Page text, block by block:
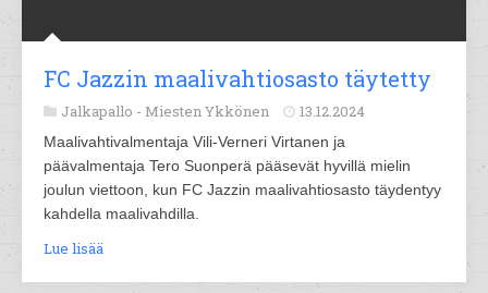
FC Jazzin maalivahtiosasto täytetty
Jalkapallo - Miesten Ykkönen 13.12.2024
Maalivahtivalmentaja Vili-Verneri Virtanen ja
päävalmentaja Tero Suonperä pääsevät hyvillä mielin
joulun viettoon, kun FC Jazzin maalivahtiosasto täydentyy
kahdella maalivahdilla.
Lue lisää